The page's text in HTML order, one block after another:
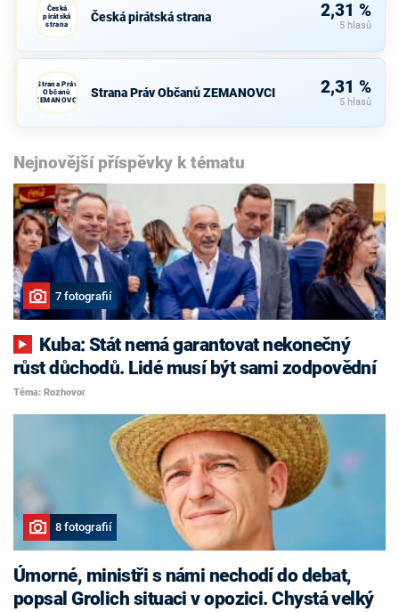
Česká
pirátská
strana
Česká pirátská strana 2,31 %
5 hlasů
Strana Práv
Občanů
ZEMANOVCI
Strana Práv Občanů ZEMANOVCI 2,31 %
5 hlasů
Nejnovější příspěvky k tématu
7 fotografií
růst důchodů. Lidé musí být sami zodpovědní
Téma: Rozhovor
8 fotografií
Úmorné, ministři s námi nechodí do debat,
popsal Grolich situaci v opozici. Chystá velký